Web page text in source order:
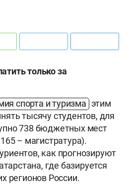
только за
спорта и туризма этим
тысячу студентов, для
738 бюджетных мест
– магистратура).
как прогнозируют
где базируется
регионов России.